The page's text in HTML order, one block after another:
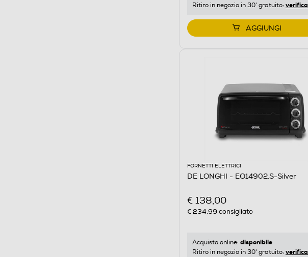
Ritiro in negozio in 30' gratuito: verifica
AGGIUNGI
FORNETTI ELETTRICI
DE LONGHI - EO14902.S-Silver
€ 138,00
€ 234,99 consigliato
Acquisto online: disponibile
Ritiro in negozio in 30' gratuito: verifica